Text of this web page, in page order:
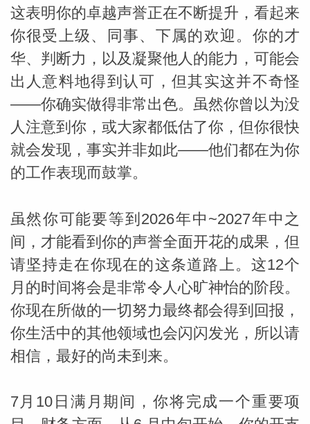
_susan
miller
勒
这表明你的卓越声誉正在不断提升，看起来
你很受上级、同事、下属的欢迎。你的才
华、判断力，以及凝聚他人的能力，可能会
出人意料地得到认可，但其实这并不奇怪
——你确实做得非常出色。虽然你曾以为没
人注意到你，或大家都低估了你，但你很快
就会发现，事实并非如此——他们都在为你
的工作表现而鼓掌。
虽然你可能要等到2026年中~2027年中之
间，才能看到你的声誉全面开花的成果，但
请坚持走在你现在的这条道路上。这12个
月的时间将会是非常令人心旷神怡的阶段。
你现在所做的一切努力最终都会得到回报，
你生活中的其他领域也会闪闪发光，所以请
相信，最好的尚未到来。
7月10日满月期间，你将完成一个重要项